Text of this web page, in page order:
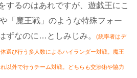
するのはあれですが、遊戯王にこ
「魔王戦」のような特殊フォー
ずなのに…としみじみ。
(統率者はデ
選び行う多人数によるハイランダー対戦。魔王
以外で行うチーム対戦。どちらも交渉術や協力